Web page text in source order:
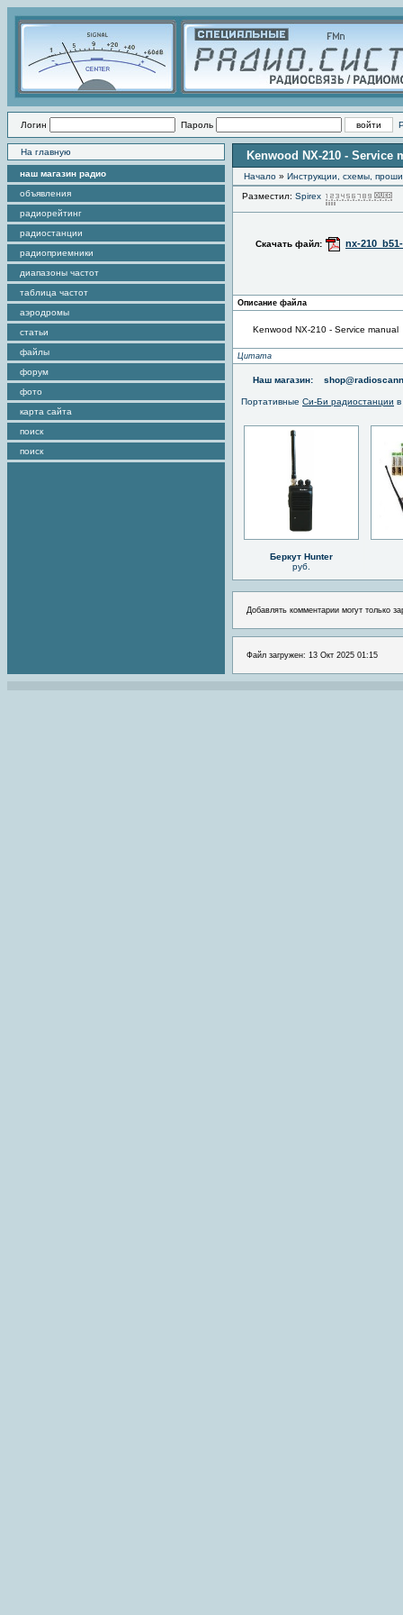
Логин Пароль
На главную
наш магазин радио
объявления
радиорейтинг
радиостанции
радиоприемники
диапазоны частот
таблица частот
аэродромы
статьи
файлы
форум
фото
карта сайта
поиск
поиск
Kenwood NX-210 - Service
Начало » Инструкции, схемы,
Разместил: Spirex
Скачать файл: nx-
Описание файла
Kenwood NX-210 - Service manual
Цитата
Наш магазин:
Портативные Си-Би радиостанции
Беркут Hunter
руб.
Добавлять комментарии могут только
Файл загружен: 13 Окт 2025 01:15